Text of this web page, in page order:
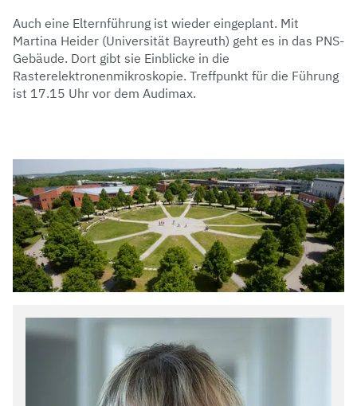
Auch eine Elternführung ist wieder eingeplant. Mit
Martina Heider (Universität Bayreuth) geht es in das PNS-
Gebäude. Dort gibt sie Einblicke in die
Rasterelektronenmikroskopie. Treffpunkt für die Führung
ist 17.15 Uhr vor dem Audimax.